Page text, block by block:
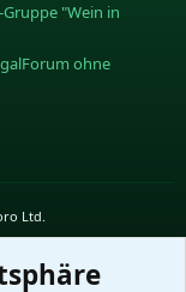
"Wein in
ohne
Ltd.